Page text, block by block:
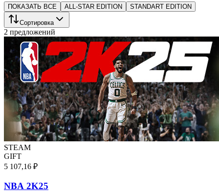
ПОКАЗАТЬ ВСЕ ALL-STAR EDITION STANDART EDITION
Сортировка
2 предложений
STEAM
GIFT
5 107,16 ₽
NBA 2K25